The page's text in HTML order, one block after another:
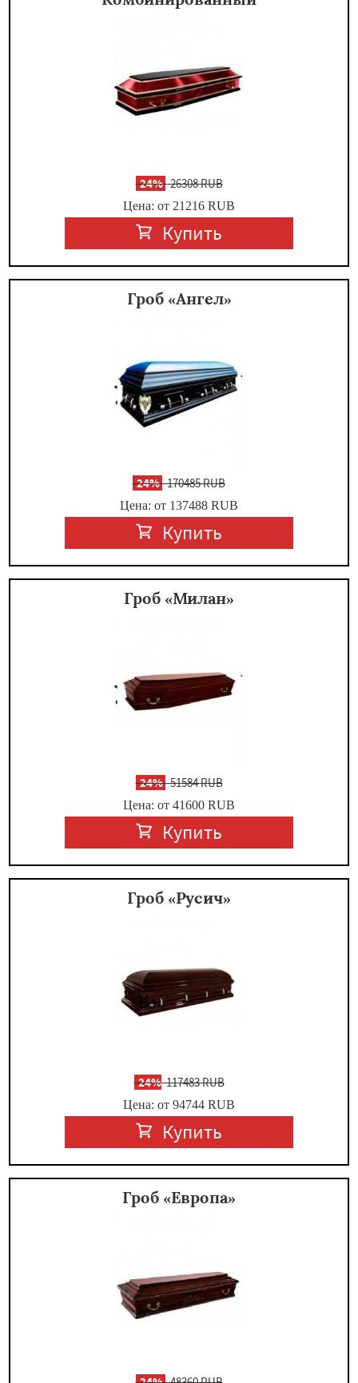
-24%26308 RUB
Цена: от 21216 RUB
Купить
Гроб «Ангел»
-24%170485 RUB
Цена: от 137488 RUB
Купить
Гроб «Милан»
-24%51584 RUB
Цена: от 41600 RUB
Купить
Гроб «Русич»
-24%117483 RUB
Цена: от 94744 RUB
Купить
Гроб «Европа»